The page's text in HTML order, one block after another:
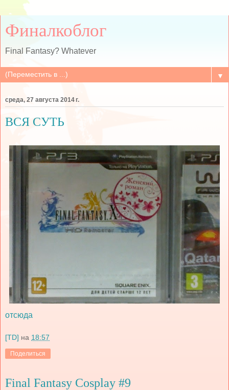
Финалкоблог
Final Fantasy? Whatever
▼
среда, 27 августа 2014 г.
ВСЯ СУТЬ
отсюда
[TD] на 18:57
Поделиться
Final Fantasy Cosplay #9